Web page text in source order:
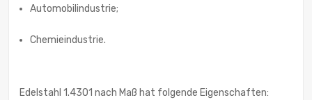
Automobilindustrie;
Chemieindustrie.
Edelstahl 1.4301 nach Maß hat folgende Eigenschaften: